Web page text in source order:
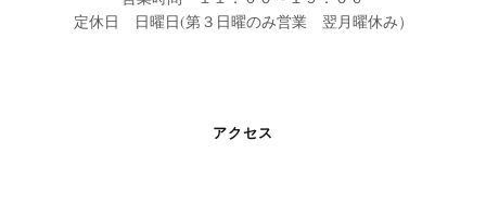
定休日 日曜日(第３日曜のみ営業 翌月曜休み）
アクセス